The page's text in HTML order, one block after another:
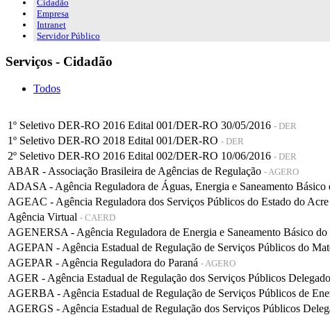
Cidadão
Empresa
Intranet
Servidor Público
Serviços - Cidadão
Todos
1º Seletivo DER-RO 2016 Edital 001/DER-RO 30/05/2016 - DER
1º Seletivo DER-RO 2018 Edital 001/DER-RO - DER
2º Seletivo DER-RO 2016 Edital 002/DER-RO 10/06/2016 - DER
ABAR - Associação Brasileira de Agências de Regulação - AGERO
ADASA - Agência Reguladora de Águas, Energia e Saneamento Básico
AGEAC - Agência Reguladora dos Serviços Públicos do Estado do Acre
Agência Virtual - CAERD
AGENERSA - Agência Reguladora de Energia e Saneamento Básico
AGEPAN - Agência Estadual de Regulação de Serviços Públicos do
AGEPAR - Agência Reguladora do Paraná - AGERO
AGER - Agência Estadual de Regulação dos Serviços Públicos
AGERBA - Agência Estadual de Regulação de Serviços Públicos de
AGERGS - Agência Estadual de Regulação dos Serviços Públicos